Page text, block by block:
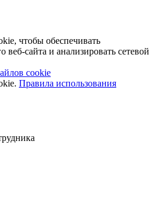
чтобы обеспечивать
сайта и анализировать сетевой
cookie
Правила использования